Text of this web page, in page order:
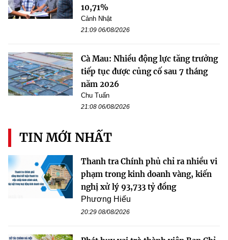
10,71%
Cảnh Nhật
21:09 06/08/2026
Cà Mau: Nhiều động lực tăng trưởng
tiếp tục được củng cố sau 7 tháng
năm 2026
Chu Tuấn
21:08 06/08/2026
TIN MỚI NHẤT
Thanh tra Chính phủ chỉ ra nhiều vi
phạm trong kinh doanh vàng, kiến
nghị xử lý 93,733 tỷ đồng
Phương Hiếu
20:29 08/08/2026